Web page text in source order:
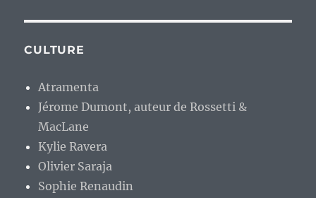
CULTURE
Atramenta
Jérome Dumont, auteur de Rossetti &
MacLane
Kylie Ravera
Olivier Saraja
Sophie Renaudin